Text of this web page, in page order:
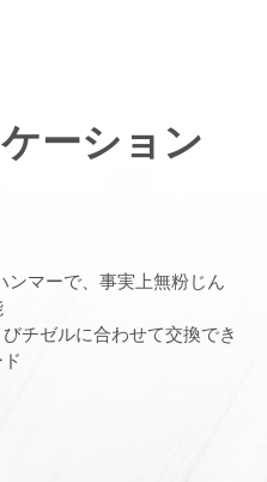
ーション
ンマーで、事実上無粉じん
チゼルに合わせて交換でき